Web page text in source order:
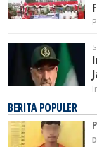
BERITA POPULER